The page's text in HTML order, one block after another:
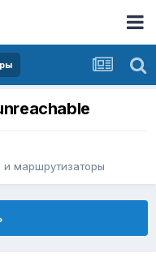
и маршрутизаторы